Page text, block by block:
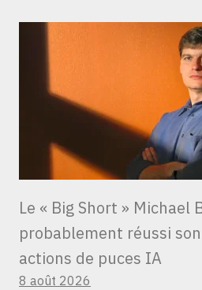
Le « Big Short » Michael
probablement réussi
actions de puces IA
8 août 2026